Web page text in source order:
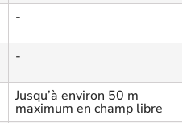
-
-
Jusqu’à environ 50 m
maximum en champ libre